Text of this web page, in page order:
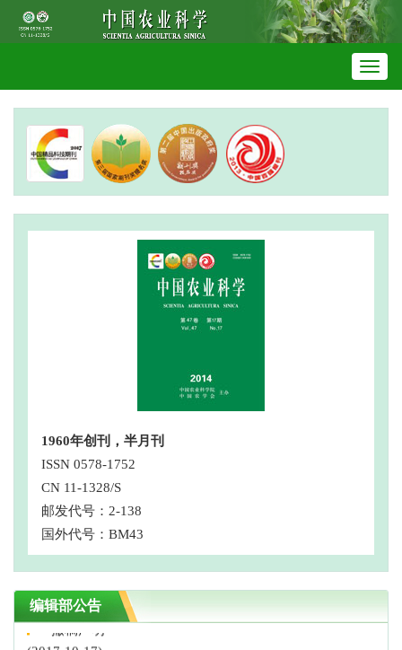
1960年创刊，半月刊
ISSN 0578-1752
CN 11-1328/S
邮发代号：2-138
国外代号：BM43
编辑部公告
《中国农业科学》编委会换届通知
(2020-12-30)
征稿启事！
(2019-04-11)
第三届中国科协优秀科技论文公示，我刊4篇论文入选
(2018-10-10)
“营养导向型农业”专刊征稿启事
(2018-08-29)
撤稿声明
(2017-10-17)